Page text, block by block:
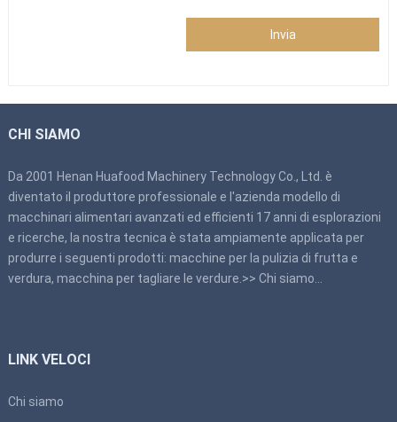
Invia
CHI SIAMO
Da 2001 Henan Huafood Machinery Technology Co., Ltd. è
diventato il produttore professionale e l'azienda modello di
macchinari alimentari avanzati ed efficienti 17 anni di esplorazioni
e ricerche, la nostra tecnica è stata ampiamente applicata per
produrre i seguenti prodotti: macchine per la pulizia di frutta e
verdura, macchina per tagliare le verdure.>> Chi siamo
LINK VELOCI
Chi siamo